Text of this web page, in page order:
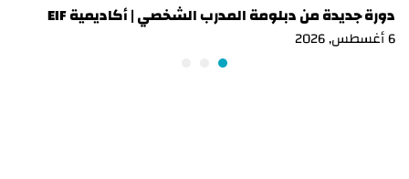
دورة جديدة من دبلومة المدرب الشخصي | أكاديمية EIF
6 أغسطس, 2026